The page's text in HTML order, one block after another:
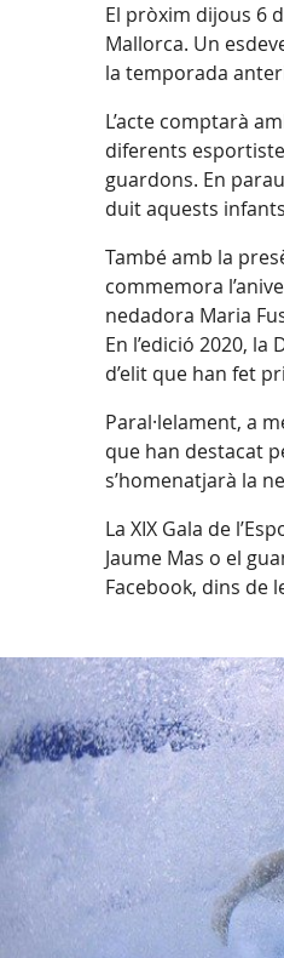
El pròxim dijous 6
Mallorca. Un
la temporada
L’acte comptarà
diferents
guardons. En
duit aquests
També amb la
commemora
nedadora Maria
En l’edició 2020,
d’elit que han fet
Paral·lelament, a
que han destacat
s’homenatjarà la
La XIX Gala de
Jaume Mas o el
Facebook, dins de